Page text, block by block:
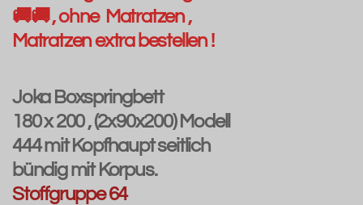
🚚🚚 , ohne Matratzen ,
Matratzen extra bestellen !
Joka Boxspringbett
180 x 200 , (2x90x200) Modell
444 mit Kopfhaupt seitlich
bündig mit Korpus.
Stoffgruppe 64